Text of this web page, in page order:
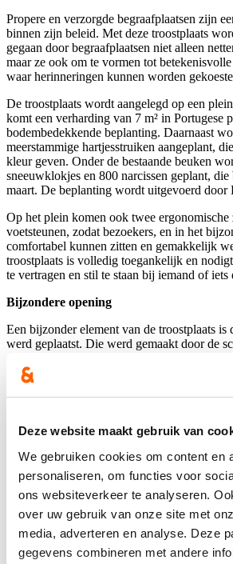
Deze website maakt gebruik van
We gebruiken cookies om content en
personaliseren, om functies voor
ons websiteverkeer te analyseren.
over uw gebruik van onze site met
media, adverteren en analyse. Deze
gegevens combineren met andere
Propere en verzorgde begraafplaatsen zijn
binnen zijn beleid. Met deze troostplaats
gegaan door begraafplaatsen niet alleen
maar ze ook om te vormen tot
waar herinneringen kunnen worden
De troostplaats wordt aangelegd op een
komt een verharding van 7 m² in Portugese
bodembedekkende beplanting. Daarnaast
meerstammige hartjesstruiken aangeplant,
kleur geven. Onder de bestaande beuken
sneeuwklokjes en 800 narcissen geplant,
maart. De beplanting wordt uitgevoerd door
Op het plein komen ook twee ergonomische
voetsteunen, zodat bezoekers, en in het
comfortabel kunnen zitten en gemakkelijk
troostplaats is volledig toegankelijk en
te vertragen en stil te staan bij iemand of
Bijzondere opening
Een bijzonder element van de troostplaats is
werd geplaatst. Die werd gemaakt door de
de heer Vanloocke. Bezoekers kunnen er
zichzelf of aan een dierbare, om gevoelens,
dankbaarheid te delen. De brieven worden
brievenbus nagelaten. Dit symbolische
van deze plek als een warme en
Meer informatie over de troostplaatsen in
https://www.brugge.be/zorg-welzijn/
publieke-ruimte
Uitnodiging Wereldlichtjesdag